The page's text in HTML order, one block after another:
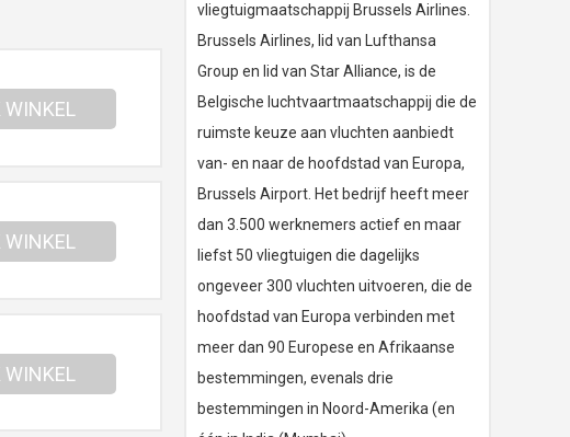
WINKEL
WINKEL
WINKEL
vliegtuigmaatschappij Brussels Airlines.
Brussels Airlines, lid van Lufthansa
Group en lid van Star Alliance, is de
Belgische luchtvaartmaatschappij die de
ruimste keuze aan vluchten aanbiedt
van- en naar de hoofdstad van Europa,
Brussels Airport. Het bedrijf heeft meer
dan 3.500 werknemers actief en maar
liefst 50 vliegtuigen die dagelijks
ongeveer 300 vluchten uitvoeren, die de
hoofdstad van Europa verbinden met
meer dan 90 Europese en Afrikaanse
bestemmingen, evenals drie
bestemmingen in Noord-Amerika (en